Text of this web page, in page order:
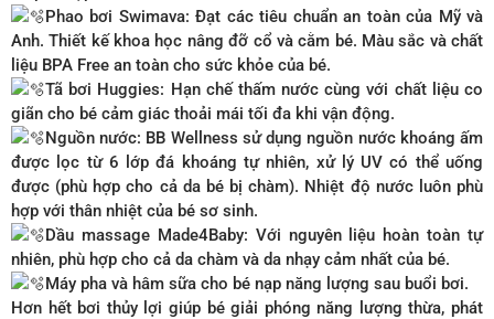
Phao bơi Swimava: Đạt các tiêu chuẩn an toàn của Mỹ và
Anh. Thiết kế khoa học nâng đỡ cổ và cằm bé. Màu sắc và chất
liệu BPA Free an toàn cho sức khỏe của bé.
Tã bơi Huggies: Hạn chế thấm nước cùng với chất liệu co
giãn cho bé cảm giác thoải mái tối đa khi vận động.
Nguồn nước: BB Wellness sử dụng nguồn nước khoáng ấm
được lọc từ 6 lớp đá khoáng tự nhiên, xử lý UV có thể uống
được (phù hợp cho cả da bé bị chàm). Nhiệt độ nước luôn phù
hợp với thân nhiệt của bé sơ sinh.
Dầu massage Made4Baby: Với nguyên liệu hoàn toàn tự
nhiên, phù hợp cho cả da chàm và da nhạy cảm nhất của bé.
Máy pha và hâm sữa cho bé nạp năng lượng sau buổi bơi.
Hơn hết bơi thủy lợi giúp bé giải phóng năng lượng thừa, phát